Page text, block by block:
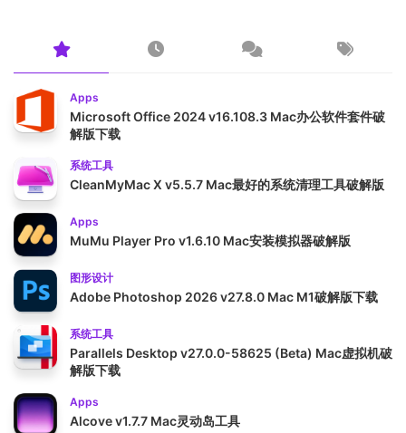
Apps
Microsoft Office 2024 v16.108.3 Mac办公软件套件破
解版下载
系统工具
CleanMyMac X v5.5.7 Mac最好的系统清理工具破解版
Apps
MuMu Player Pro v1.6.10 Mac安装模拟器破解版
图形设计
Adobe Photoshop 2026 v27.8.0 Mac M1破解版下载
系统工具
Parallels Desktop v27.0.0-58625 (Beta) Mac虚拟机破
解版下载
Apps
Alcove v1.7.7 Mac灵动岛工具